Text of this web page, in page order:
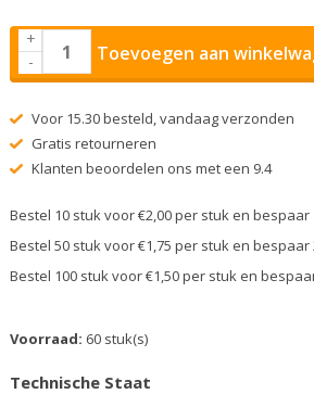
+
-
Toevoegen aan
Voor 15.30 besteld, vandaag verzonden
Gratis retourneren
Klanten beoordelen ons met een 9.4
Bestel 10 stuk voor €2,00 per stuk en bespaar
Bestel 50 stuk voor €1,75 per stuk en bespaar
Bestel 100 stuk voor €1,50 per stuk en
Voorraad: 60 stuk(s)
Technische Staat